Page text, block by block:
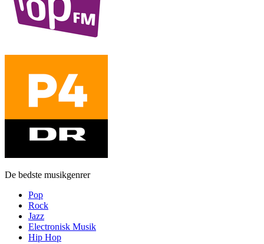
De bedste musikgenrer
Pop
Rock
Jazz
Electronisk Musik
Hip Hop